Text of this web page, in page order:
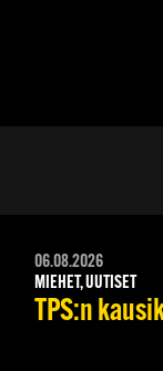
06.08.2026
MIEHET, UUTISET
TPS:n